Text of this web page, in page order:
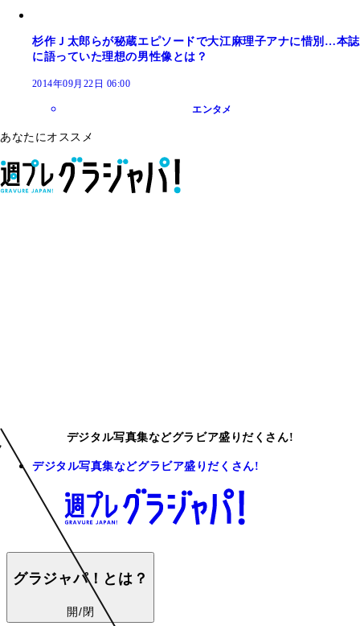
杉作Ｊ太郎らが秘蔵エピソードで大江麻理子アナに惜別…本誌
に語っていた理想の男性像とは？
2014年09月22日 06:00
エンタメ
あなたにオススメ
デジタル写真集などグラビア盛りだくさん!
デジタル写真集などグラビア盛りだくさん!
グラジャパ！とは？
開/閉